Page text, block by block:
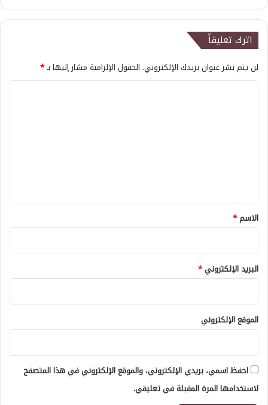
اترك تعليقاً
لن يتم نشر عنوان بريدك الإلكتروني. الحقول الإلزامية مشار إليها بـ*
*
الاسم*
البريد الإلكتروني*
الموقع الإلكتروني
احفظ اسمي، بريدي الإلكتروني، والموقع الإلكتروني في هذا المتصفح
لاستخدامها المرة المقبلة في تعليقي.